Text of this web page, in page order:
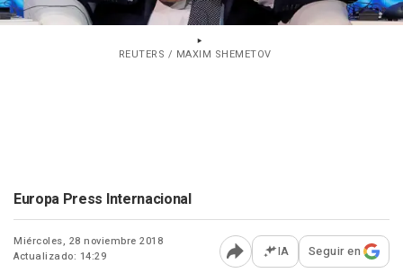
REUTERS / MAXIM SHEMETOV
Europa Press Internacional
Miércoles, 28 noviembre 2018
Actualizado: 14:29
Abrir opciones para
IA Seguir en